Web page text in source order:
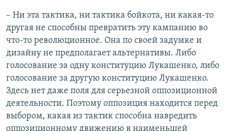
– Ни эта тактика, ни тактика бойкота, ни какая-то
другая не способны превратить эту кампанию во
что-то революционное. Она по своей задумке и
дизайну не предполагает альтернативы. Либо
голосование за одну конституцию Лукашенко, либо
голосование за другую конституцию Лукашенко.
Здесь нет даже поля для серьезной оппозиционной
деятельности. Поэтому оппозиция находится перед
выбором, какая из тактик способна навредить
оппозиционному движению в наименьшей